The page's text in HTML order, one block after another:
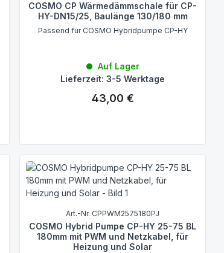
COSMO CP Wärmedämmschale für CP-
HY-DN15/25, Baulänge 130/180 mm
Passend für COSMO Hybridpumpe CP-HY
Auf Lager
Lieferzeit: 3-5 Werktage
Regulärer Preis:
43,00 €
Art.-Nr. CPPWM2575180PJ
COSMO Hybrid Pumpe CP-HY 25-75 BL
180mm mit PWM und Netzkabel, für
Heizung und Solar